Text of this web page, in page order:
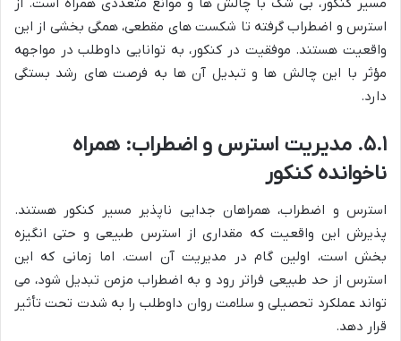
مسیر کنکور، بی شک با چالش ها و موانع متعددی همراه است. از
استرس و اضطراب گرفته تا شکست های مقطعی، همگی بخشی از این
واقعیت هستند. موفقیت در کنکور، به توانایی داوطلب در مواجهه
مؤثر با این چالش ها و تبدیل آن ها به فرصت های رشد بستگی
دارد.
۵.۱. مدیریت استرس و اضطراب: همراه
ناخوانده کنکور
استرس و اضطراب، همراهان جدایی ناپذیر مسیر کنکور هستند.
پذیرش این واقعیت که مقداری از استرس طبیعی و حتی انگیزه
بخش است، اولین گام در مدیریت آن است. اما زمانی که این
استرس از حد طبیعی فراتر رود و به اضطراب مزمن تبدیل شود، می
تواند عملکرد تحصیلی و سلامت روان داوطلب را به شدت تحت تأثیر
قرار دهد.